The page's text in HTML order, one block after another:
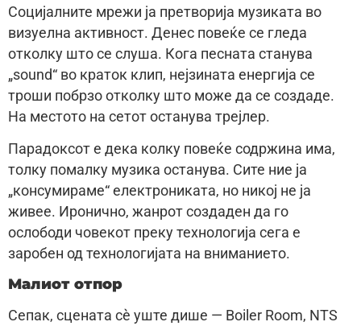
Социјалните мрежи ја претворија музиката во
визуелна активност. Денес повеќе се гледа
отколку што се слуша. Кога песната станува
„sound“ во краток клип, нејзината енергија се
троши побрзо отколку што може да се создаде.
На местото на сетот останува трејлер.
Парадоксот е дека колку повеќе содржина има,
толку помалку музика останува. Сите ние ја
„консумираме“ електрониката, но никој не ја
живее. Иронично, жанрот создаден да го
ослободи човекот преку технологија сега е
заробен од технологијата на вниманието.
Малиот отпор
Сепак, сцената сè уште дише — Boiler Room, NTS